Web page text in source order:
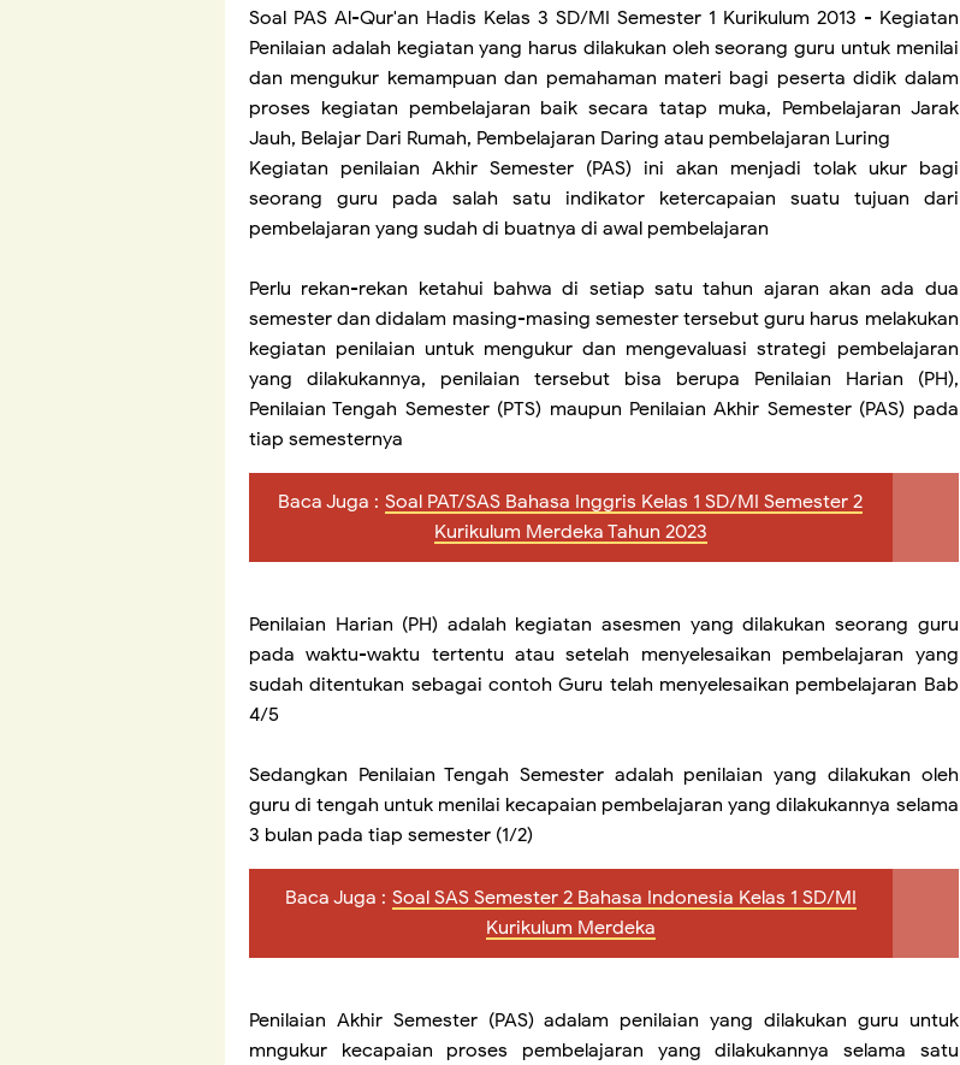
Soal PAS Al-Qur'an Hadis Kelas 3 SD/MI Semester 1 Kurikulum 2013 - Kegiatan
Penilaian adalah kegiatan yang harus dilakukan oleh seorang guru untuk menilai
dan mengukur kemampuan dan pemahaman materi bagi peserta didik dalam
proses kegiatan pembelajaran baik secara tatap muka, Pembelajaran Jarak
Jauh, Belajar Dari Rumah, Pembelajaran Daring atau pembelajaran Luring
Kegiatan penilaian Akhir Semester (PAS) ini akan menjadi tolak ukur bagi
seorang guru pada salah satu indikator ketercapaian suatu tujuan dari
pembelajaran yang sudah di buatnya di awal pembelajaran
Perlu rekan-rekan ketahui bahwa di setiap satu tahun ajaran akan ada dua
semester dan didalam masing-masing semester tersebut guru harus melakukan
kegiatan penilaian untuk mengukur dan mengevaluasi strategi pembelajaran
yang dilakukannya, penilaian tersebut bisa berupa Penilaian Harian (PH),
Penilaian Tengah Semester (PTS) maupun Penilaian Akhir Semester (PAS) pada
tiap semesternya
Baca Juga : Soal PAT/SAS Bahasa Inggris Kelas 1 SD/MI Semester 2
Kurikulum Merdeka Tahun 2023
Penilaian Harian (PH) adalah kegiatan asesmen yang dilakukan seorang guru
pada waktu-waktu tertentu atau setelah menyelesaikan pembelajaran yang
sudah ditentukan sebagai contoh Guru telah menyelesaikan pembelajaran Bab
4/5
Sedangkan Penilaian Tengah Semester adalah penilaian yang dilakukan oleh
guru di tengah untuk menilai kecapaian pembelajaran yang dilakukannya selama
3 bulan pada tiap semester (1/2)
Baca Juga : Soal SAS Semester 2 Bahasa Indonesia Kelas 1 SD/MI
Kurikulum Merdeka
Penilaian Akhir Semester (PAS) adalam penilaian yang dilakukan guru untuk
mngukur kecapaian proses pembelajaran yang dilakukannya selama satu